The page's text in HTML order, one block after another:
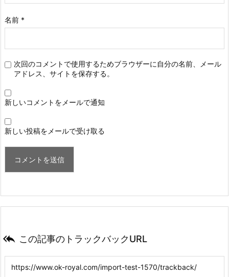
名前 *
次回のコメントで使用するためブラウザーに自分の名前、メール
アドレス、サイトを保存する。
新しいコメントをメールで通知
新しい投稿をメールで受け取る
 この記事のトラックバックURL